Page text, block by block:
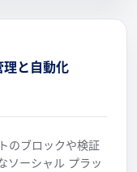
理と自動化
のブロックや検証
ソーシャル プラッ